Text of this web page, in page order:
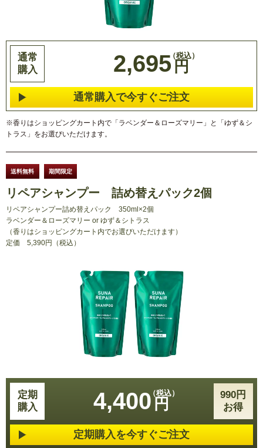
通常
購入
2,695 円
通常購入で今すぐご注文
※香りはショッピングカート内で「ラベンダー＆ローズマリー」と「ゆず＆シ
トラス」をお選びいただけます。
リペアシャンプー 詰め替えパック2個
リペアシャンプー詰め替えパック
350ml×2個
ラベンダー＆ローズマリー or ゆず＆シトラス
（香りはショッピングカート内でお選びいただけます）
定価
5,390円（税込）
送料無料 期間限定
定期
購入
4,400 円
990円
お得
定期購入を今すぐご注文